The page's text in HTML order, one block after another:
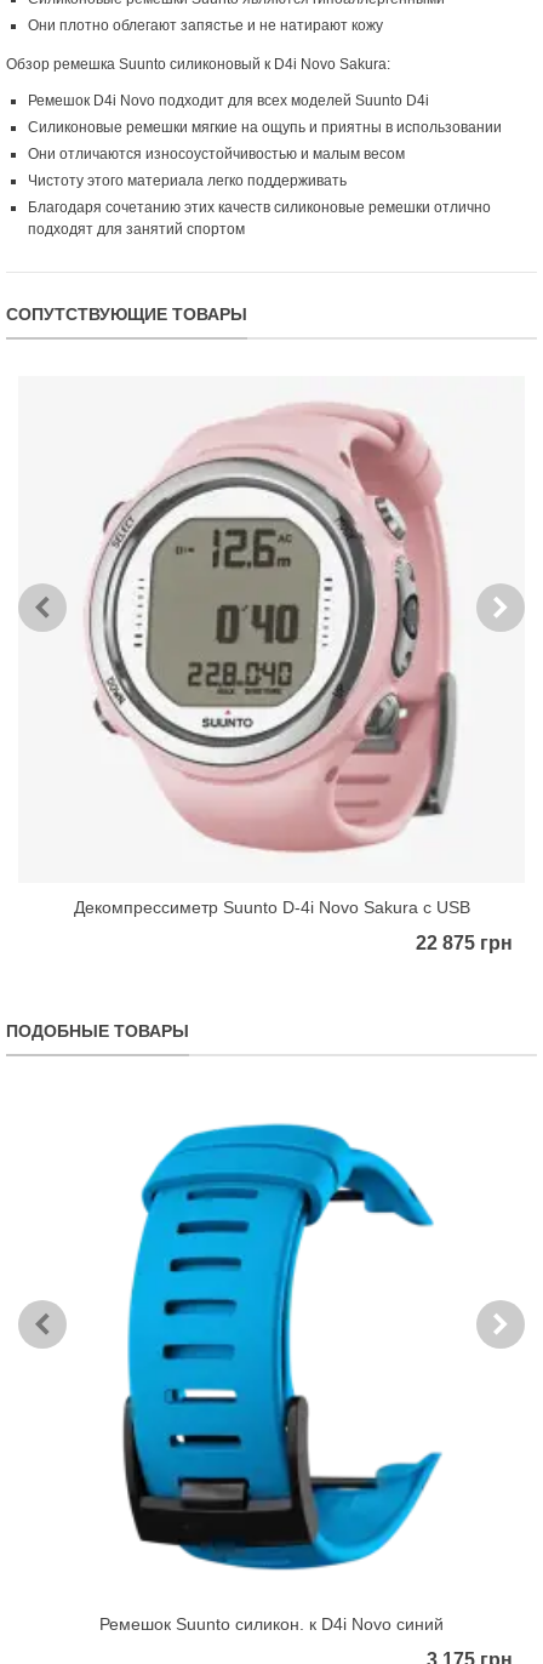
Они плотно облегают запястье и не натирают кожу
Обзор ремешка Suunto силиконовый к D4i Novo Sakura:
Ремешок D4i Novo подходит для всех моделей Suunto D4i
Силиконовые ремешки мягкие на ощупь и приятны в использовании
Они отличаются износоустойчивостью и малым весом
Чистоту этого материала легко поддерживать
Благодаря сочетанию этих качеств силиконовые ремешки отлично
подходят для занятий спортом
СОПУТСТВУЮЩИЕ ТОВАРЫ
Декомпрессиметр Suunto D-4i Novo Sakura с USB
22 875 грн
ПОДОБНЫЕ ТОВАРЫ
Ремешок Suunto силикон. к D4i Novo синий